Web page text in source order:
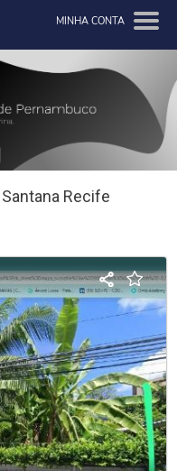
MINHA CONTA
Recife